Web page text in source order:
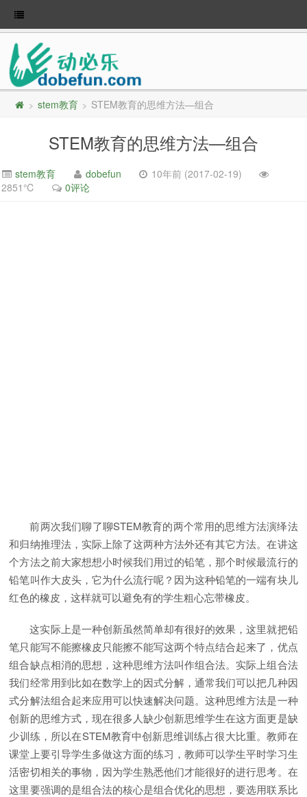
> stem教育 > STEM教育的思维方法—组合
STEM教育的思维方法—组合
stem教育 dobefun
10年前 (2017-02-19)
2851℃
0评论
前两次我们聊了聊STEM教育的两个常用的思维方法演绎法
和归纳推理法，实际上除了这两种方法外还有其它方法。在讲这
个方法之前大家想想小时候我们用过的铅笔，那个时候最流行的
铅笔叫作大皮头，它为什么流行呢？因为这种铅笔的一端有块儿
红色的橡皮，这样就可以避免有的学生粗心忘带橡皮。
这实际上是一种创新虽然简单却有很好的效果，这里就把铅
笔只能写不能擦橡皮只能擦不能写这两个特点结合起来了，优点
组合缺点相消的思想，这种思维方法叫作组合法。实际上组合法
我们经常用到比如在数学上的因式分解，通常我们可以把几种因
式分解法组合起来应用可以快速解决问题。这种思维方法是一种
创新的思维方式，现在很多人缺少创新思维学生在这方面更是缺
少训练，所以在STEM教育中创新思维训练占很大比重。教师在
课堂上要引导学生多做这方面的练习，教师可以学生平时学习生
活密切相关的事物，因为学生熟悉他们才能很好的进行思考。在
这里要强调的是组合法的核心是组合优化的思想，要选用联系比